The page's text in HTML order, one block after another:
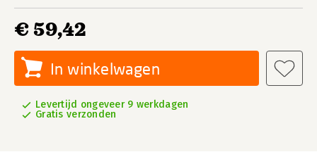
€ 59,42
In winkelwagen
Levertijd ongeveer 9 werkdagen
Gratis verzonden